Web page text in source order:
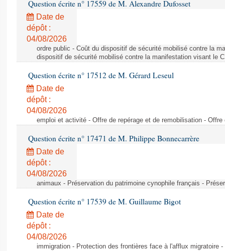
Question écrite n° 17559 de M. Alexandre Dufosset
Date de
dépôt :
04/08/2026
ordre public - Coût du dispositif de sécurité mobilisé contre la
dispositif de sécurité mobilisé contre la manifestation visant le
Question écrite n° 17512 de M. Gérard Leseul
Date de
dépôt :
04/08/2026
emploi et activité - Offre de repérage et de remobilisation -
Question écrite n° 17471 de M. Philippe Bonnecarrère
Date de
dépôt :
04/08/2026
animaux - Préservation du patrimoine cynophile français -
Question écrite n° 17539 de M. Guillaume Bigot
Date de
dépôt :
04/08/2026
immigration - Protection des frontières face à l'afflux migratoire